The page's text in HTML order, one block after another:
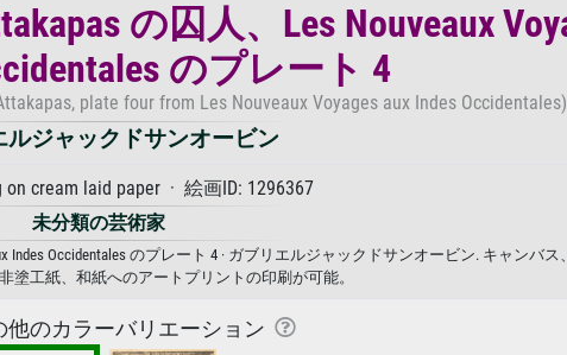
の囚人、Les Nouveaux
のプレート 4
plate four from Les Nouveaux Voyages aux Indes Occidentales)
ルジャックドサンオービン
on cream laid paper · 絵画ID: 1296367
未分類の芸術家
Indes Occidentales のプレート 4 · ガブリエルジャックドサンオービン. キャンバ
塗工紙、和紙へのアートプリントの印刷が可能。
他のカラーバリエーション